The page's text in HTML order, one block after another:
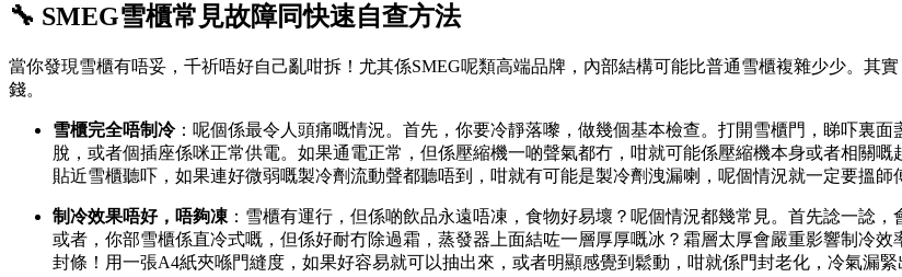
🔧 SMEG雪櫃常見故障同快速自查方法
當你發現雪櫃有唔妥，千祈唔好自己亂咁拆！尤其係SMEG呢類高端品牌，內部結構可能比普通雪櫃複雜少少。其
錢。
雪櫃完全唔制冷：呢個係最令人頭痛嘅情況。首先，你要冷靜落嚟，做幾個基本檢查。打開雪櫃門，睇吓裏
脫，或者個插座係咪正常供電。如果通電正常，但係壓縮機一啲聲氣都冇，咁就可能係壓縮機本身或者相關
貼近雪櫃聽吓，如果連好微弱嘅製冷劑流動聲都聽唔到，咁就有可能是製冷劑洩漏喇，呢個情況就一定要搵師
制冷效果唔好，唔夠凍 ：雪櫃有運行，但係啲飲品永遠唔凍，食物好易壞？呢個情況都幾常見。首先諗一諗
或者，你部雪櫃係直冷式嘅，但係好耐冇除過霜，蒸發器上面結咗一層厚厚嘅冰？霜層太厚會嚴重影響制冷
封條！用一張A4紙夾喺門縫度，如果好容易就可以抽出來，或者明顯感覺到鬆動，咁就係門封老化，冷氣漏